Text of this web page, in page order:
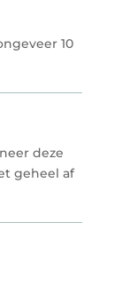
10
deze
geheel af